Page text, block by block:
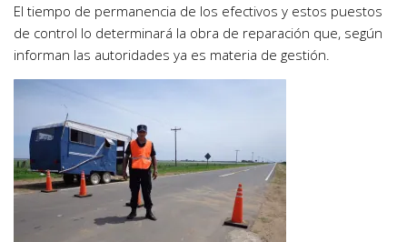
El tiempo de permanencia de los efectivos y estos puestos
de control lo determinará la obra de reparación que, según
informan las autoridades ya es materia de gestión.